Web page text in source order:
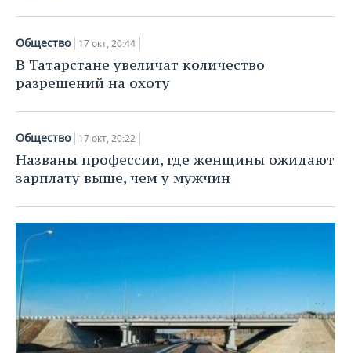
Общество 17 окт, 20:44
В Татарстане увеличат количество
разрешений на охоту
Общество 17 окт, 20:22
Названы профессии, где женщины ожидают
зарплату выше, чем у мужчин